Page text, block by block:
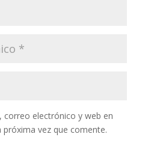
correo electrónico y web en
próxima vez que comente.